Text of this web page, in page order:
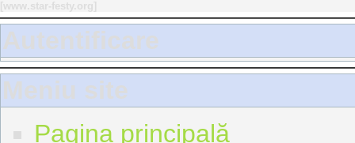
Autentificare
Meniu site
Pagina principală